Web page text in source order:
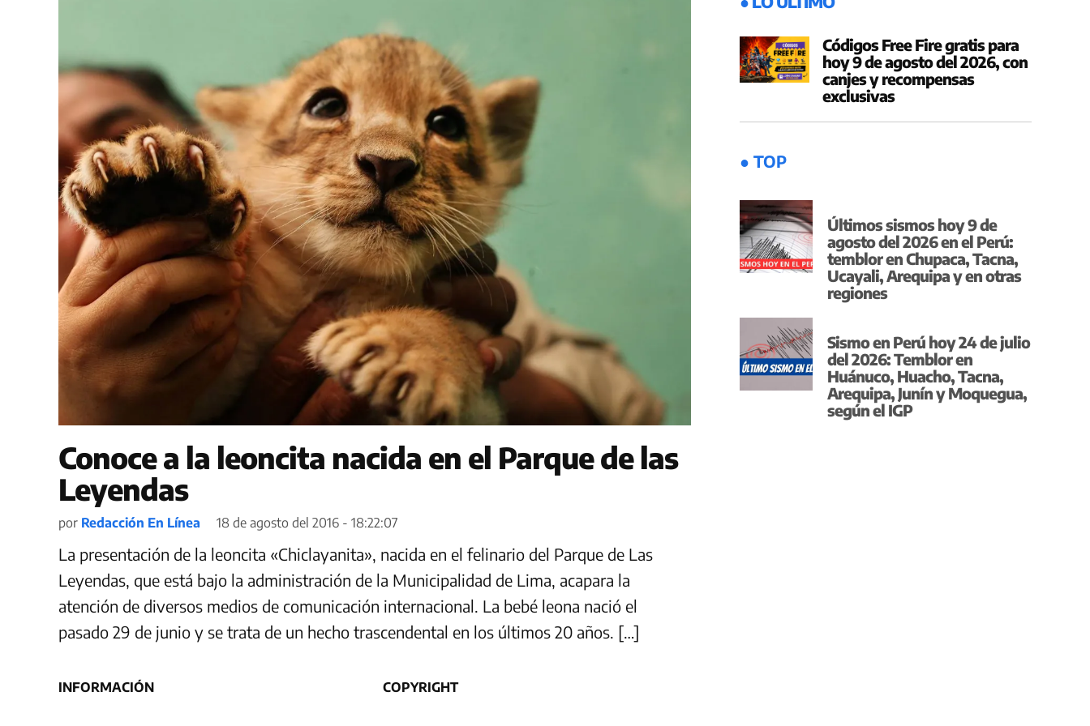
Conoce a la leoncita nacida en el Parque de las
Leyendas
por Redacción En Línea 18 de agosto del 2016 - 18:22:07
La presentación de la leoncita «Chiclayanita», nacida en el felinario del Parque de Las
Leyendas, que está bajo la administración de la Municipalidad de Lima, acapara la
atención de diversos medios de comunicación internacional. La bebé leona nació el
pasado 29 de junio y se trata de un hecho trascendental en los últimos 20 años. […]
Códigos Free Fire gratis para
hoy 9 de agosto del 2026, con
canjes y recompensas
exclusivas
● TOP
Últimos sismos hoy 9 de
agosto del 2026 en el Perú:
temblor en Chupaca, Tacna,
Ucayali, Arequipa y en otras
regiones
Sismo en Perú hoy 24 de julio
del 2026: Temblor en
Huánuco, Huacho, Tacna,
Arequipa, Junín y Moquegua,
según el IGP
INFORMACIÓN COPYRIGHT